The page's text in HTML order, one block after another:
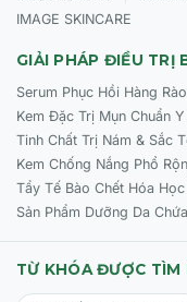
IMAGE SKINCARE
GIẢI PHÁP ĐIỀU TRỊ
Serum Phục Hồi Hàng
Kem Đặc Trị Mụn Chuẩn Y
Tinh Chất Trị Nám & Sắc
Kem Chống Nắng Phổ
Tẩy Tế Bào Chết Hóa
Sản Phẩm Dưỡng Da
TỪ KHÓA ĐƯỢC TÌM